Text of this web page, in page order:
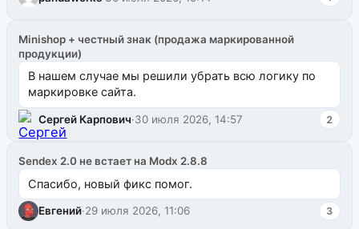
Minishop + честный знак (продажа маркированной
продукции)
В нашем случае мы решили убрать всю логику по
маркировке сайта.
Сергей Карпович·30 июля 2026, 14:57 2
Sendex 2.0 не встает на Modx 2.8.8
Спасибо, новый фикс помог.
Евгений·29 июля 2026, 11:06 3